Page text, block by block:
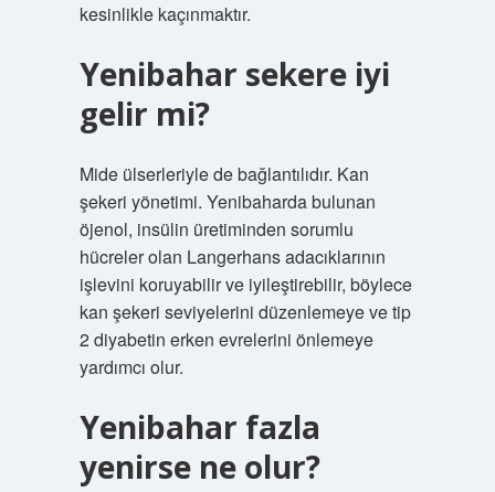
kesinlikle kaçınmaktır.
Yenibahar sekere iyi
gelir mi?
Mide ülserleriyle de bağlantılıdır. Kan
şekeri yönetimi. Yenibaharda bulunan
öjenol, insülin üretiminden sorumlu
hücreler olan Langerhans adacıklarının
işlevini koruyabilir ve iyileştirebilir, böylece
kan şekeri seviyelerini düzenlemeye ve tip
2 diyabetin erken evrelerini önlemeye
yardımcı olur.
Yenibahar fazla
yenirse ne olur?